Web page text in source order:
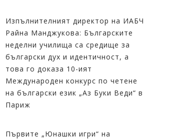
Изпълнителният директор на ИАБЧ
Райна Манджукова: Българските
неделни училища са средище за
български дух и идентичност, а
това го доказа 10-ият
Международен конкурс по четене
на български език „Аз Буки Веди“ в
Париж
Първите „Юнашки игри“ на